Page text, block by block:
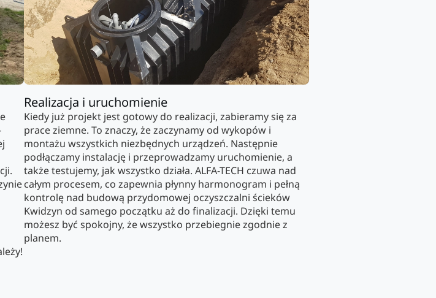
Realizacja i uruchomienie
Kiedy już projekt jest gotowy do realizacji, zabieramy się za
prace ziemne. To znaczy, że zaczynamy od wykopów i
montażu wszystkich niezbędnych urządzeń. Następnie
podłączamy instalację i przeprowadzamy uruchomienie, a
także testujemy, jak wszystko działa. ALFA-TECH czuwa nad
całym procesem, co zapewnia płynny harmonogram i pełną
kontrolę nad budową przydomowej oczyszczalni ścieków
Kwidzyn od samego początku aż do finalizacji. Dzięki temu
możesz być spokojny, że wszystko przebiegnie zgodnie z
planem.